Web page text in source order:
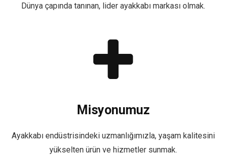
Dünya çapında tanınan, lider ayakkabı markası olmak.
Misyonumuz
Ayakkabı endüstrisindeki uzmanlığımızla, yaşam kalitesini
yükselten ürün ve hizmetler sunmak.